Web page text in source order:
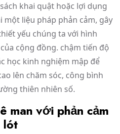
khai quật hoặc lợi dụng
một liệu pháp phản cảm, gây
yếu chúng ta với hình
cộng đồng. chậm tiến độ
học kinh nghiệm mập để
lên chăm sóc, công bình
thiên nhiên số.
man với phản cảm
lót